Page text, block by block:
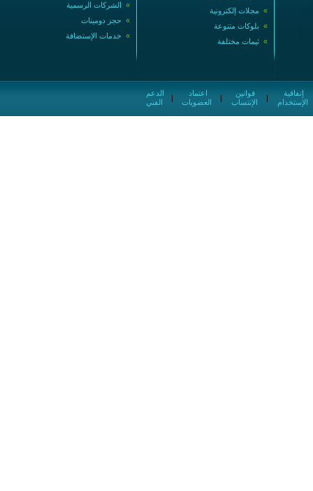
» الشركات الرسمية
» حجز دومينات
» خدمات الإستضافة
» مجلات إلكترونية
» بلوكات متنوعة
» ثيمات مختلفة
الفني
|
العضويات
|
الإنتساب
|
الإستخدام